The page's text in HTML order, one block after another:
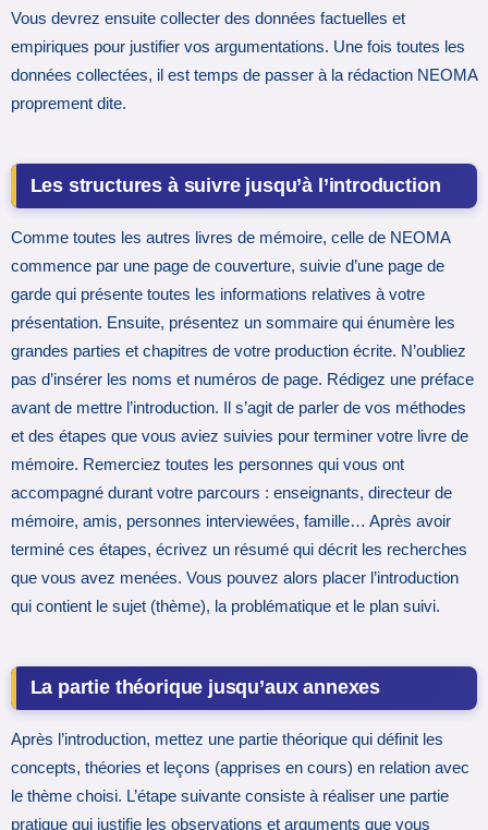
Vous devrez ensuite collecter des données factuelles et
empiriques pour justifier vos argumentations. Une fois toutes les
données collectées, il est temps de passer à la rédaction NEOMA
proprement dite.
Les structures à suivre jusqu’à l’introduction
Comme toutes les autres livres de mémoire, celle de NEOMA
commence par une page de couverture, suivie d’une page de
garde qui présente toutes les informations relatives à votre
présentation. Ensuite, présentez un sommaire qui énumère les
grandes parties et chapitres de votre production écrite. N’oubliez
pas d’insérer les noms et numéros de page. Rédigez une préface
avant de mettre l’introduction. Il s’agit de parler de vos méthodes
et des étapes que vous aviez suivies pour terminer votre livre de
mémoire. Remerciez toutes les personnes qui vous ont
accompagné durant votre parcours : enseignants, directeur de
mémoire, amis, personnes interviewées, famille… Après avoir
terminé ces étapes, écrivez un résumé qui décrit les recherches
que vous avez menées. Vous pouvez alors placer l’introduction
qui contient le sujet (thème), la problématique et le plan suivi.
La partie théorique jusqu’aux annexes
Après l’introduction, mettez une partie théorique qui définit les
concepts, théories et leçons (apprises en cours) en relation avec
le thème choisi. L’étape suivante consiste à réaliser une partie
pratique qui justifie les observations et arguments que vous